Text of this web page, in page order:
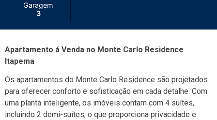
Garagem
3
Apartamento á Venda no Monte Carlo Residence
Itapema
Os apartamentos do Monte Carlo Residence são projetados
para oferecer conforto e sofisticação em cada detalhe. Com
uma planta inteligente, os imóveis contam com 4 suítes,
incluindo 2 demi-suítes, o que proporciona privacidade e